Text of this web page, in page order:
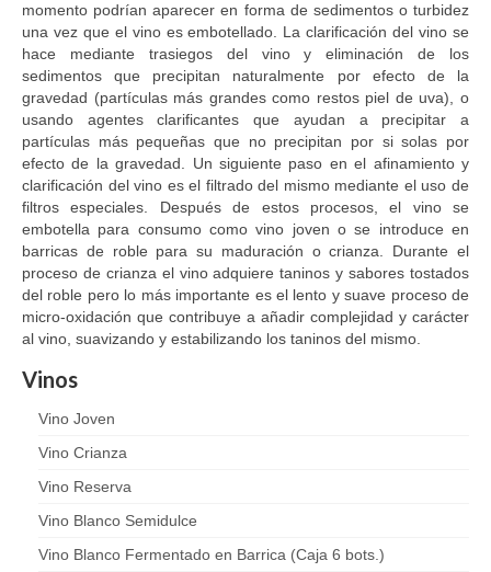
momento podrían aparecer en forma de sedimentos o turbidez
una vez que el vino es embotellado. La clarificación del vino se
hace mediante trasiegos del vino y eliminación de los
sedimentos que precipitan naturalmente por efecto de la
gravedad (partículas más grandes como restos piel de uva), o
usando agentes clarificantes que ayudan a precipitar a
partículas más pequeñas que no precipitan por si solas por
efecto de la gravedad. Un siguiente paso en el afinamiento y
clarificación del vino es el filtrado del mismo mediante el uso de
filtros especiales. Después de estos procesos, el vino se
embotella para consumo como vino joven o se introduce en
barricas de roble para su maduración o crianza. Durante el
proceso de crianza el vino adquiere taninos y sabores tostados
del roble pero lo más importante es el lento y suave proceso de
micro-oxidación que contribuye a añadir complejidad y carácter
al vino, suavizando y estabilizando los taninos del mismo.
Vinos
Vino Joven
Vino Crianza
Vino Reserva
Vino Blanco Semidulce
Vino Blanco Fermentado en Barrica (Caja 6 bots.)